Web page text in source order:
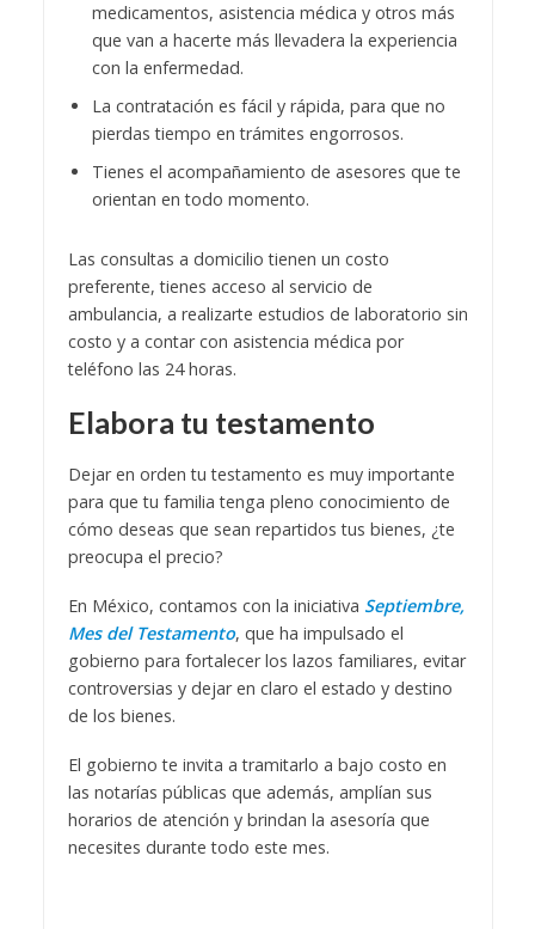
medicamentos, asistencia médica y otros más
que van a hacerte más llevadera la experiencia
con la enfermedad.
La contratación es fácil y rápida, para que no
pierdas tiempo en trámites engorrosos.
Tienes el acompañamiento de asesores que te
orientan en todo momento.
Las consultas a domicilio tienen un costo
preferente, tienes acceso al servicio de
ambulancia, a realizarte estudios de laboratorio sin
costo y a contar con asistencia médica por
teléfono las 24 horas.
Elabora tu testamento
Dejar en orden tu testamento es muy importante
para que tu familia tenga pleno conocimiento de
cómo deseas que sean repartidos tus bienes, ¿te
preocupa el precio?
En México, contamos con la iniciativa Septiembre,
Mes del Testamento, que ha impulsado el
gobierno para fortalecer los lazos familiares, evitar
controversias y dejar en claro el estado y destino
de los bienes.
El gobierno te invita a tramitarlo a bajo costo en
las notarías públicas que además, amplían sus
horarios de atención y brindan la asesoría que
necesites durante todo este mes.